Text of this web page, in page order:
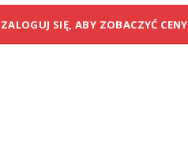
ZALOGUJ SIĘ, ABY ZOBACZYĆ CENY